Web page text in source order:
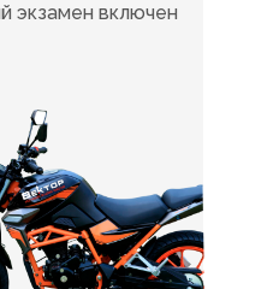
экзамен включен